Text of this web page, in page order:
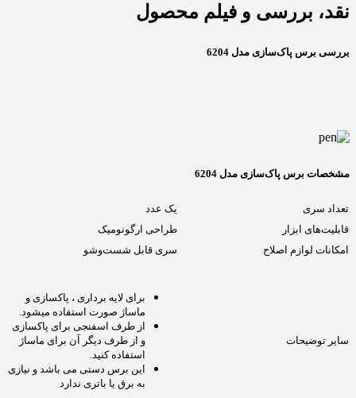
نقد، بررسی و فیلم محصول
بررسی برس پاک‌سازی مدل 6204
مشخصات برس پاک‌سازی مدل 6204
تعداد سری
یک عدد
قابلیت‌های ابزار
طراحی ارگونومیک
امکانات لوازم اصلاح
سری قابل شست‌وشو
سایر توضیحات
برای لایه برداری ، پاکسازی و
ماساژ صورت استفاده میشود.
از طرف اسفنجی برای پاکسازی
و از طرف دیگر آن برای ماساژ
استفاده کنید.
این برس دستی می باشد و نیازی
به برق یا باتری ندارد